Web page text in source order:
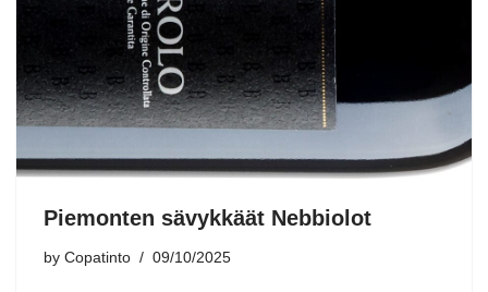
Piemonten sävykkäät Nebbiolot
by Copatinto 09/10/2025